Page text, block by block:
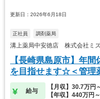
更新日：2026年6月18日
正社員 調剤薬局
溝上薬局中安徳店 株式会社ミ
【長崎県島原市】年
を目指せます☆＜管理
給与
【月収】30.7万
【年収】440万円